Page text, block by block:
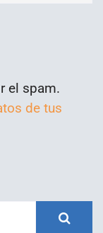
el spam.
de tus